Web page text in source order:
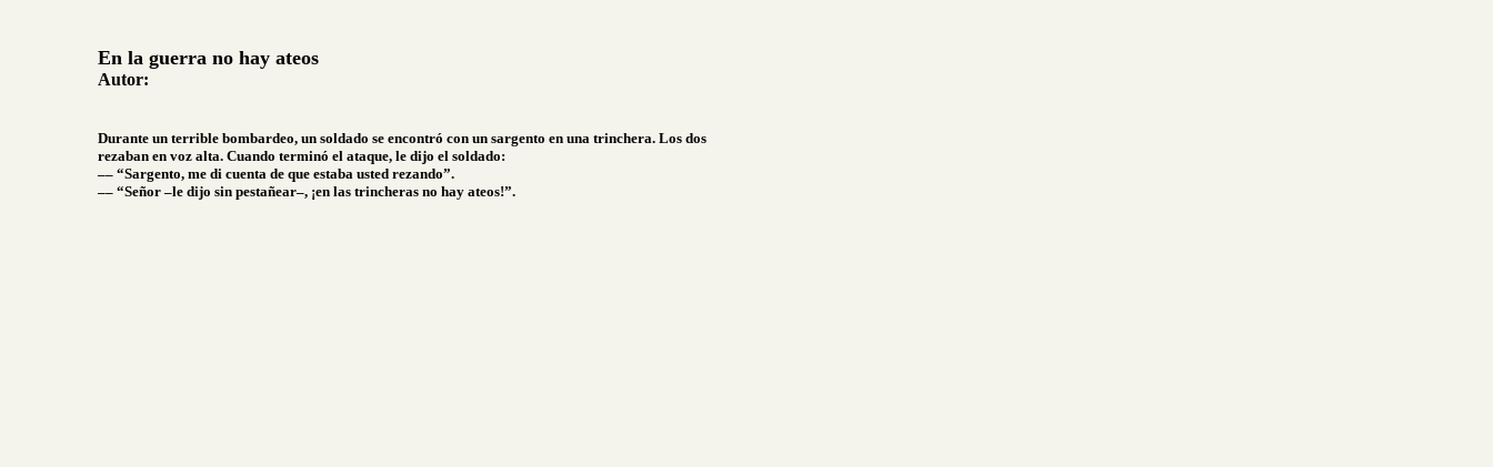
En la guerra no hay ateos
Autor:
Durante un terrible bombardeo, un soldado se encontró con un sargento en una trinchera. Los dos
rezaban en voz alta. Cuando terminó el ataque, le dijo el soldado:
–– “Sargento, me di cuenta de que estaba usted rezando”.
–– “Señor –le dijo sin pestañear–, ¡en las trincheras no hay ateos!”.